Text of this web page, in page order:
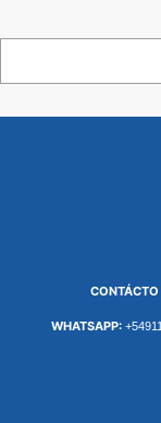
WHATSAPP: